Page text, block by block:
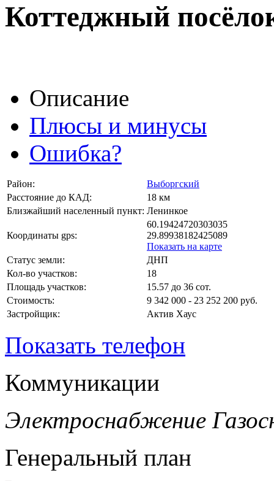
Коттеджный
Описание
Плюсы и минусы
Ошибка?
Район:
Выборгский
Расстояние до КАД:
18 км
Близжайший населенный пункт: Ленинкое
Координаты gps:
60.19424720303035
29.89938182425089
Показать на карте
Статус земли:
ДНП
Кол-во участков:
18
Площадь участков:
15.57 до 36 сот.
Стоимость:
9 342 000 - 23 252 200 руб.
Застройщик:
Актив Хаус
Показать телефон
Коммуникации
Электроснабжение
Генеральный план